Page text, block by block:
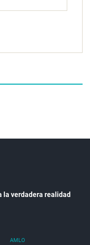
la verdadera realidad
AMLO